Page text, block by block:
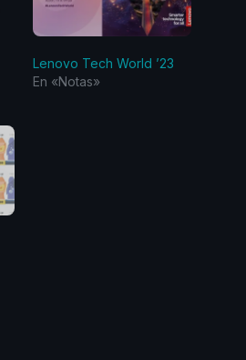
Lenovo Tech World ’23
En «Notas»